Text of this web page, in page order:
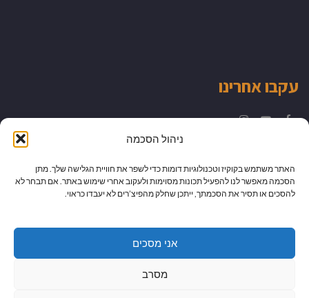
ניהול הסכמה
האתר משתמש בקוקיז וטכנולוגיות דומות כדי לשפר את חוויית הגלישה שלך. מתן
הסכמה מאפשר לנו להפעיל תכונות מסוימות ולעקוב אחרי שימוש באתר. אם תבחר לא
להסכים או תסיר את הסכמתך, ייתכן שחלק מהפיצ’רים לא יעבדו כראוי.
אני מסכים
מסרב
עקבו אחרינו